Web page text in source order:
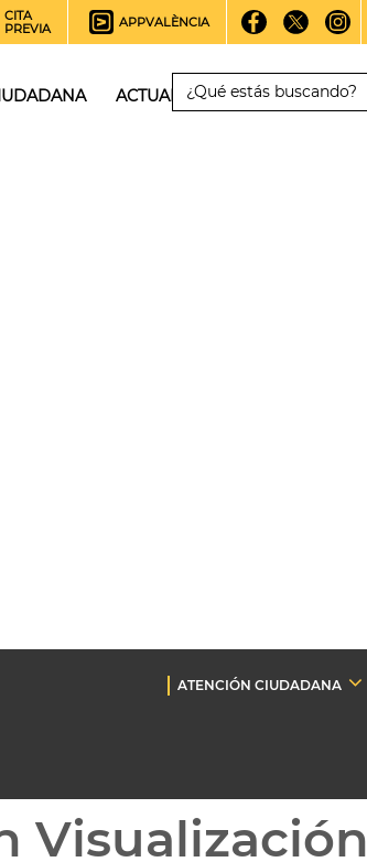
CITA
PREVIA
APPVALÈNCIA
ACTUALIDAD
ATENCIÓN CIUDADANA
Visualización